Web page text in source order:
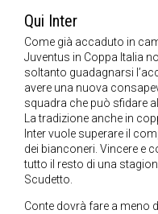
Qui Inter
Come già accaduto in
Juventus in Coppa Italia
soltanto guadagnarsi
avere una nuova
squadra che può sfidare
La tradizione anche in
Inter vuole superare il
dei bianconeri. Vincere e
tutto il resto di una
Scudetto.
Conte dovrà fare a meno